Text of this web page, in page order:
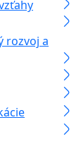
rozvoj a